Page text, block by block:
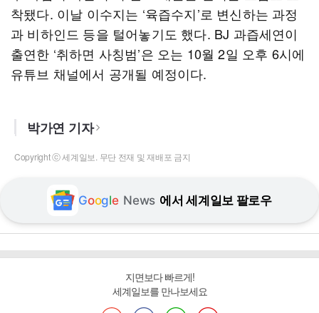
착됐다. 이날 이수지는 ‘육즙수지’로 변신하는 과정
과 비하인드 등을 털어놓기도 했다. BJ 과즙세연이
출연한 ‘취하면 사칭범’은 오는 10월 2일 오후 6시에
유튜브 채널에서 공개될 예정이다.
박가연 기자
Copyright ⓒ 세계일보. 무단 전재 및 재배포 금지
Google News 에서 세계일보 팔로우
지면보다 빠르게!
세계일보를 만나보세요